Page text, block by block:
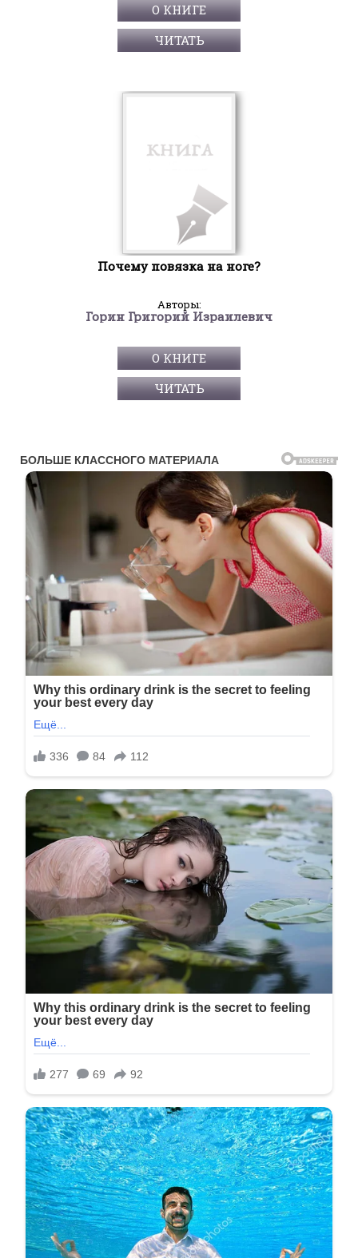
О КНИГЕ
ЧИТАТЬ
Почему повязка на ноге?
Авторы:
Горин Григорий Израилевич
О КНИГЕ
ЧИТАТЬ